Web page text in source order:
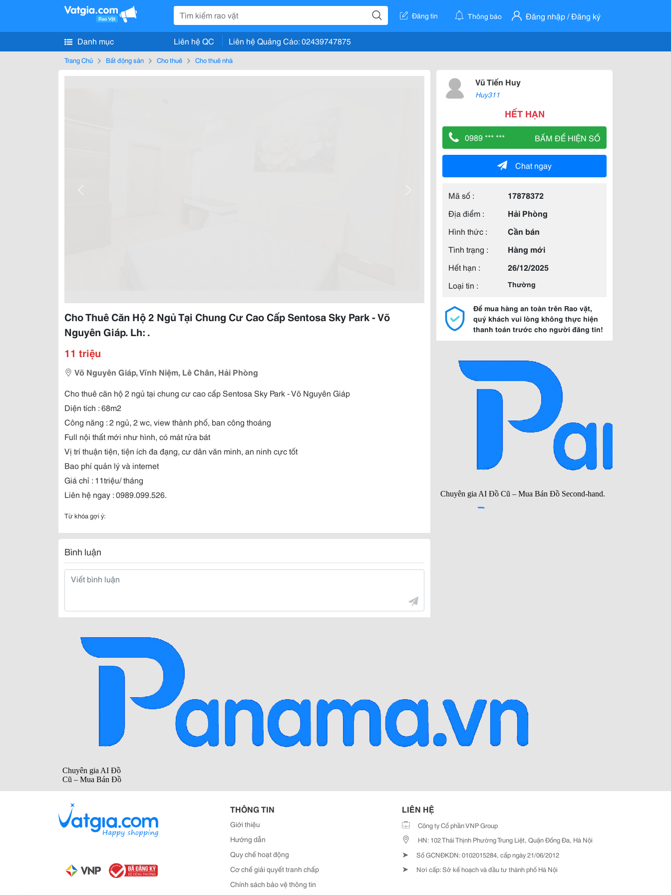
Đăng tin Thông báo Đăng nhập / Đăng ký
Danh mục Liên hệ QC Liên hệ Quảng Cáo: 02439747875
Trang Chủ Bất động sản Cho thuê Cho thuê nhà
Cho Thuê Căn Hộ 2 Ngủ Tại Chung Cư Cao Cấp Sentosa Sky Park - Võ
Nguyên Giáp. Lh: .
11 triệu
Võ Nguyên Giáp, Vĩnh Niệm, Lê Chân, Hải Phòng
Cho thuê căn hộ 2 ngủ tại chung cư cao cấp Sentosa Sky Park - Võ Nguyên Giáp
Diện tích : 68m2
Công năng : 2 ngủ, 2 wc, view thành phố, ban công thoáng
Full nội thất mới như hình, có mát rửa bát
Vị trí thuận tiện, tiện ích đa đạng, cư dân văn minh, an ninh cực tốt
Bao phí quản lý và internet
Giá chỉ : 11triệu/ tháng
Liên hệ ngay : 0989.099.526.
Từ khóa gợi ý:
Bình luận
Vũ Tiến Huy
Huy311
HẾT HẠN
0989 *** *** BẤM ĐỂ HIỆN SỐ
Chat ngay
Mã số :
17878372
Địa điểm :
Hải Phòng
Hình thức :
Cần bán
Tình trạng :
Hàng mới
Hết hạn :
26/12/2025
Loại tin :
Thường
Để mua hàng an toàn trên Rao vặt,
quý khách vui lòng không thực hiện
thanh toán trước cho người đăng tin!
THÔNG TIN
Giới thiệu
Hướng dẫn
Quy chế hoạt động
Cơ chế giải quyết tranh chấp
Chính sách bảo vệ thông tin
LIÊN HỆ
Công ty Cổ phần VNP Group
HN: 102 Thái Thịnh Phường Trung Liệt, Quận Đống Đa, Hà Nội
➤ Số GCNĐKDN: 0102015284, cấp ngày 21/06/2012
➤ Nơi cấp: Sở kế hoạch và đầu tư thành phố Hà Nội